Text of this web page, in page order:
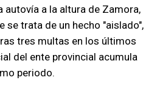
autovía a la altura de Zamora,
se trata de un hecho "aislado",
tres multas en los últimos
del ente provincial acumula
periodo.